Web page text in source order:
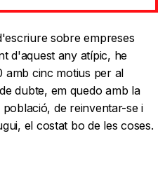
sobre empreses
d'aquest any atípic, he
amb cinc motius per al
dubte, em quedo amb la
de reinventar-se i
el costat bo de les coses.